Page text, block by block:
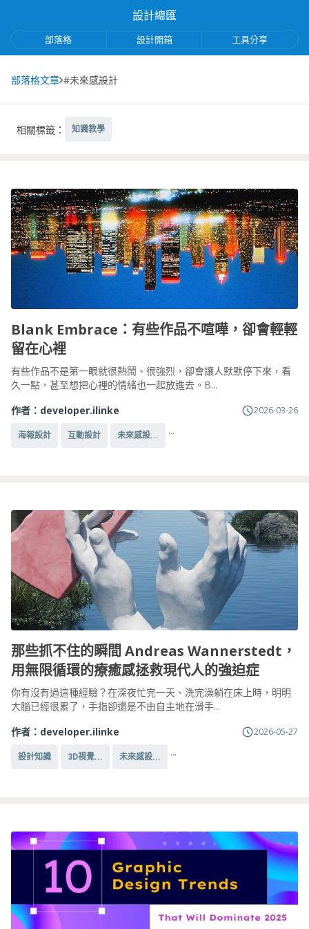
設計總匯
部落格 設計開箱 工具分享
部落格文章 #未來感設計
相關標籤： 知識教學
Blank Embrace：有些作品不喧嘩，卻會輕輕
留在心裡
有些作品不是第一眼就很熱鬧、很強烈，卻會讓人默默停下來，看
久一點，甚至想把心裡的情緒也一起放進去。B...
作者： developer.ilinke 2026-03-26
海報設計 互動設計 未來感設... ...
那些抓不住的瞬間 Andreas Wannerstedt，
用無限循環的療癒感拯救現代人的強迫症
你有沒有過這種經驗？在深夜忙完一天、洗完澡躺在床上時，明明
大腦已經很累了，手指卻還是不由自主地在滑手...
作者： developer.ilinke 2026-05-27
設計知識 3D視覺... 未來感設... ...